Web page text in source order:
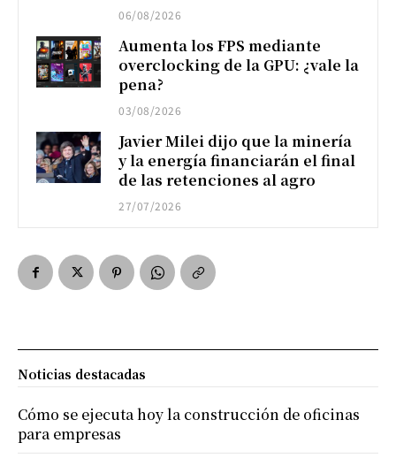
06/08/2026
Aumenta los FPS mediante
overclocking de la GPU: ¿vale la
pena?
03/08/2026
Javier Milei dijo que la minería
y la energía financiarán el final
de las retenciones al agro
27/07/2026
Noticias destacadas
Cómo se ejecuta hoy la construcción de oficinas
para empresas